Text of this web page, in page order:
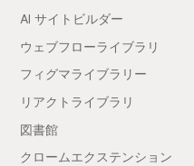
AI サイトビルダー
ウェブフローライブラリ
フィグマライブラリー
リアクトライブラリ
図書館
クロームエクステンション